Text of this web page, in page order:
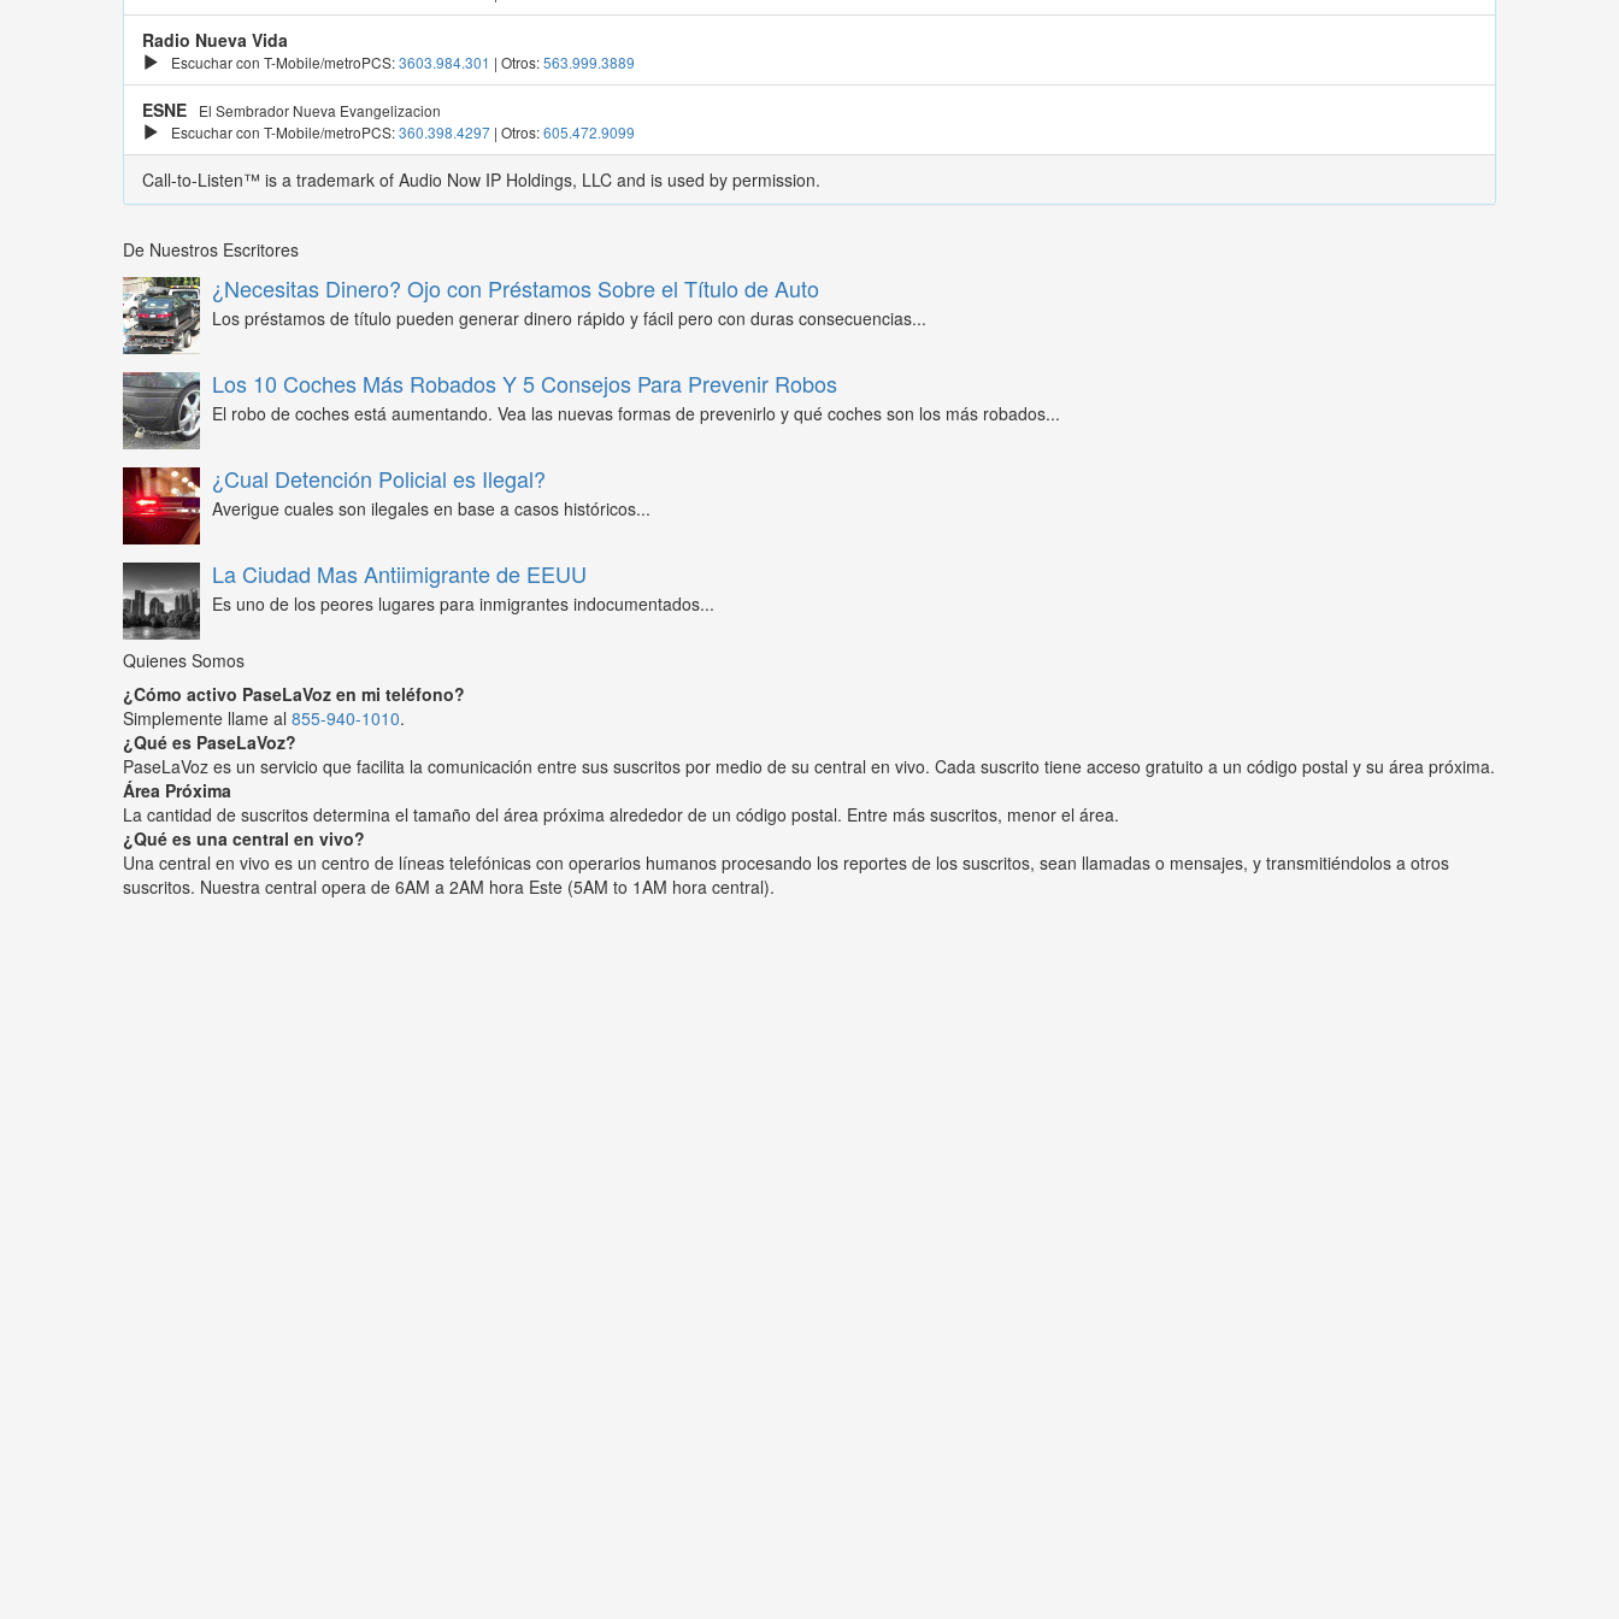
Radio Nueva Vida
Escuchar con T-Mobile/metroPCS:3603.984.301 | Otros:563.999.3889
ESNE
El Sembrador Nueva Evangelizacion
Escuchar con T-Mobile/metroPCS:360.398.4297 | Otros:605.472.9099
Call-to-Listen™ is a trademark of Audio Now IP Holdings, LLC and is used by permission.
De Nuestros Escritores
¿Necesitas Dinero? Ojo con Préstamos Sobre el Título de Auto
Los préstamos de título pueden generar dinero rápido y fácil pero con duras consecuencias...
Los 10 Coches Más Robados Y 5 Consejos Para Prevenir Robos
El robo de coches está aumentando. Vea las nuevas formas de prevenirlo y qué coches son los más robados...
¿Cual Detención Policial es Ilegal?
Averigue cuales son ilegales en base a casos históricos...
La Ciudad Mas Antiimigrante de EEUU
Es uno de los peores lugares para inmigrantes indocumentados...
Quienes Somos
¿Cómo activo PaseLaVoz en mi teléfono?
Simplemente llame al 855-940-1010.
¿Qué es PaseLaVoz?
PaseLaVoz es un servicio que facilita la comunicación entre sus suscritos por medio de su central en vivo. Cada suscrito tiene acceso gratuito a un código postal y su área próxima.
Área Próxima
La cantidad de suscritos determina el tamaño del área próxima alrededor de un código postal. Entre más suscritos, menor el área.
¿Qué es una central en vivo?
Una central en vivo es un centro de líneas telefónicas con operarios humanos procesando los reportes de los suscritos, sean llamadas o mensajes, y transmitiéndolos a otros
suscritos. Nuestra central opera de 6AM a 2AM hora Este (5AM to 1AM hora central).